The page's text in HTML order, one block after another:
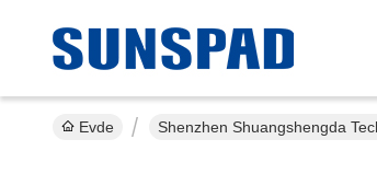
Evde Shenzhen Shuangshengda